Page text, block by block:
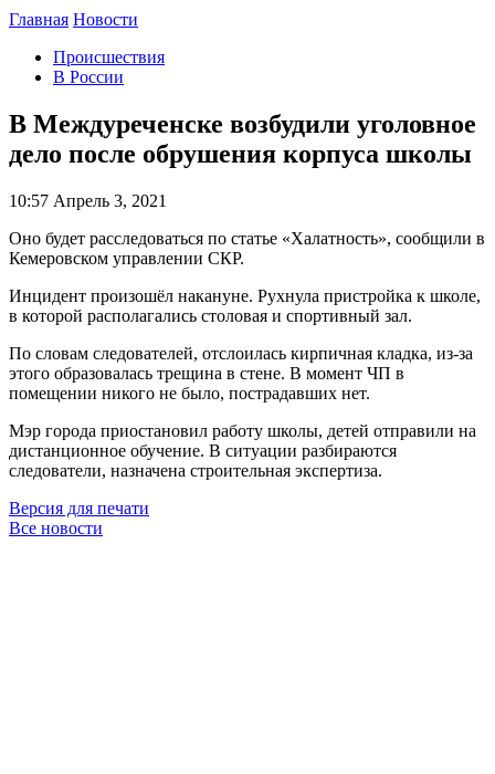
Главная Новости
Происшествия
В России
В Междуреченске возбудили уголовное
дело после обрушения корпуса школы
10:57 Апрель 3, 2021
Оно будет расследоваться по статье «Халатность», сообщили в
Кемеровском управлении СКР.
Инцидент произошёл накануне. Рухнула пристройка к школе,
в которой располагались столовая и спортивный зал.
По словам следователей, отслоилась кирпичная кладка, из-за
этого образовалась трещина в стене. В момент ЧП в
помещении никого не было, пострадавших нет.
Мэр города приостановил работу школы, детей отправили на
дистанционное обучение. В ситуации разбираются
следователи, назначена строительная экспертиза.
Версия для печати
Все новости